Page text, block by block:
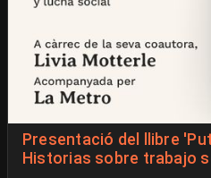
Presentació del llibre
Historias sobre trabajo